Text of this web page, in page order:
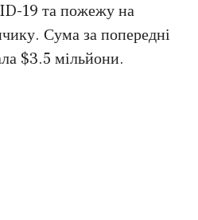
19 та пожежу на
Сума за попередні
$3.5 мільйони.